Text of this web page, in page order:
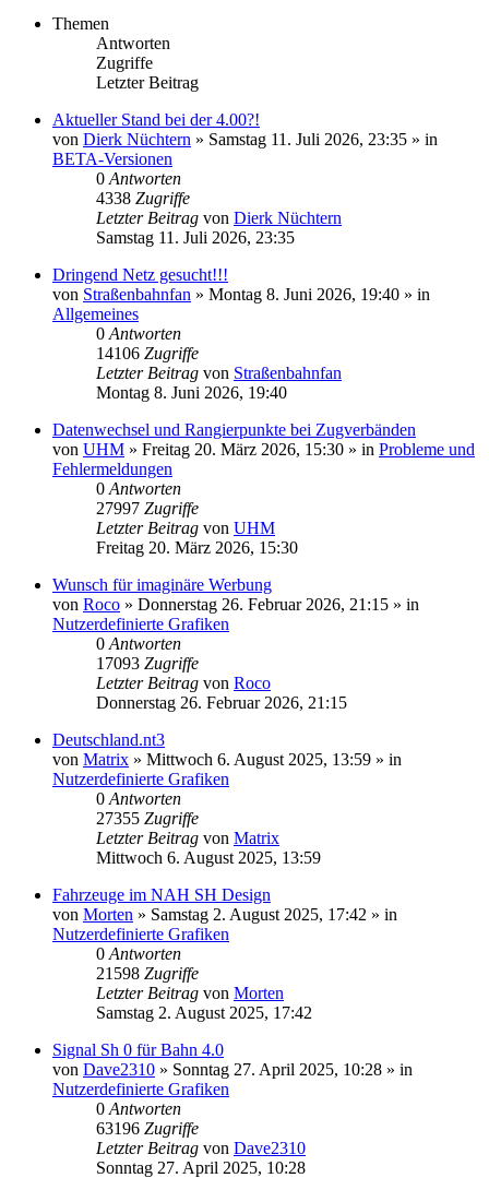
Themen
Antworten
Zugriffe
Letzter Beitrag
Aktueller Stand bei der 4.00?!
von Dierk Nüchtern » Samstag 11. Juli 2026, 23:35 » in
BETA-Versionen
0 Antworten
4338 Zugriffe
Letzter Beitrag von Dierk Nüchtern
Samstag 11. Juli 2026, 23:35
Dringend Netz gesucht!!!
von Straßenbahnfan » Montag 8. Juni 2026, 19:40 » in
Allgemeines
0 Antworten
14106 Zugriffe
Letzter Beitrag von Straßenbahnfan
Montag 8. Juni 2026, 19:40
Datenwechsel und Rangierpunkte bei Zugverbänden
von UHM » Freitag 20. März 2026, 15:30 » in Probleme und
Fehlermeldungen
0 Antworten
27997 Zugriffe
Letzter Beitrag von UHM
Freitag 20. März 2026, 15:30
Wunsch für imaginäre Werbung
von Roco » Donnerstag 26. Februar 2026, 21:15 » in
Nutzerdefinierte Grafiken
0 Antworten
17093 Zugriffe
Letzter Beitrag von Roco
Donnerstag 26. Februar 2026, 21:15
Deutschland.nt3
von Matrix » Mittwoch 6. August 2025, 13:59 » in
Nutzerdefinierte Grafiken
0 Antworten
27355 Zugriffe
Letzter Beitrag von Matrix
Mittwoch 6. August 2025, 13:59
Fahrzeuge im NAH SH Design
von Morten » Samstag 2. August 2025, 17:42 » in
Nutzerdefinierte Grafiken
0 Antworten
21598 Zugriffe
Letzter Beitrag von Morten
Samstag 2. August 2025, 17:42
Signal Sh 0 für Bahn 4.0
von Dave2310 » Sonntag 27. April 2025, 10:28 » in
Nutzerdefinierte Grafiken
0 Antworten
63196 Zugriffe
Letzter Beitrag von Dave2310
Sonntag 27. April 2025, 10:28